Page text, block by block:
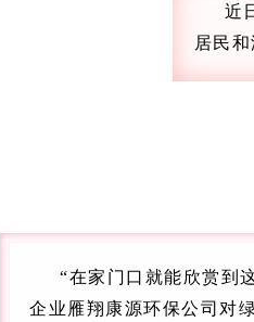
近
居民
“在家门口就能欣赏到
企业雁翔康源环保公司对